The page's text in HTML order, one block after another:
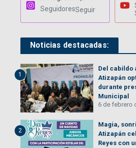
SeguidoresSeguir
Noticias destacadas:
1
Del cabildo
Atizapán
durante
Municipal
6 de febrero
2
Magia,
Atizapán
Reyes con